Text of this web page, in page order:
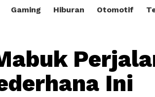
Gaming Hiburan Otomotif
Ini